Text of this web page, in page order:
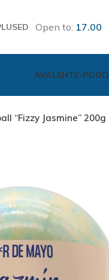
Open to: 17.00
AVALEHTE-POOD
“Fizzy Jasmine” 200g